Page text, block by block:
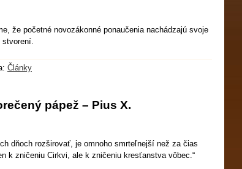
že početné novozákonné ponaučenia nachádzajú svoje
stvorení.
Články
pápež – Pius X.
dňoch rozširovať, je omnoho smrteľnejší než za čias
k zničeniu Cirkvi, ale k zničeniu kresťanstva vôbec.“